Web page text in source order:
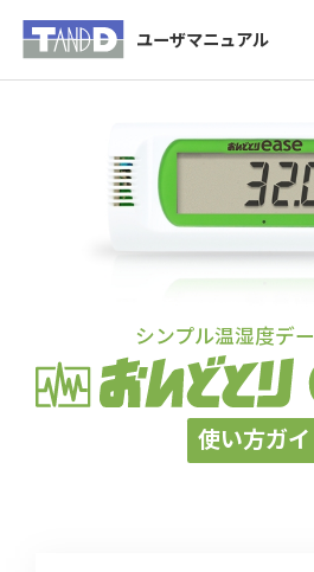
ユーザマニュアル
シンプル温湿度デ
使い方ガ